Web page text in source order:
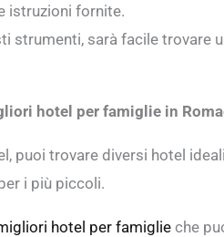
istruzioni fornite.
strumenti, sarà facile trovare
hotel per famiglie in
puoi trovare diversi hotel
i più piccoli.
hotel per famiglie che